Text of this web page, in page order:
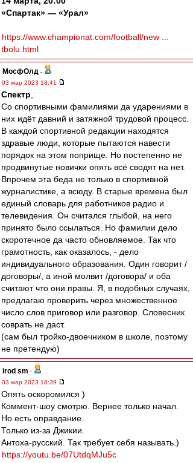
«Спартак» — «Урал»
https://www.championat.com/football/new ...
tbolu.html
МосфОлд -
03 мар 2023 18:41
Спектр
Со спортивными фамилиями да ударениями в
них идёт давний и затяжной трудовой процесс.
В каждой спортивной редакции находятся
здравые люди, которые пытаются навести
порядок на этом поприще. Но постепенно не
продвинутые новички опять всё сводят на нет.
Впрочем эта беда не только в спортивной
журналистике, а всюду. В старые времена был
единый словарь для работников радио и
телевидения. Он считался глыбой, на него
принято было ссылаться. Но фамилии дело
скоротечное да часто обновляемое. Так что
грамотность, как оказалось, - дело
индивидуального образования. Один говорит /
договоры/, а иной молвит /договора/ и оба
считают что они правы. Я, в подобных случаях,
предлагаю проверить через множественное
число слов приговор или разговор. Словесник
соврать не даст.
(сам был тройко-двоечником в школе, поэтому
не претендую)
irod sm -
03 мар 2023 18:39
Опять оскоромился )
Коммент-шоу смотрю. Вернее только начал.
Но есть оправдание.
Только из-за Джикии.
Антоха-русский. Так требует себя называть.)
https://youtu.be/07UtdqMJu5c